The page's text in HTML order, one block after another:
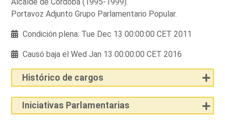
Portavoz Adjunto Grupo Parlamentario Popular.
Condición plena: Tue Dec 13 00:00:00 CET 2011
Causó baja el Wed Jan 13 00:00:00 CET 2016
Histórico de cargos
Iniciativas Parlamentarias